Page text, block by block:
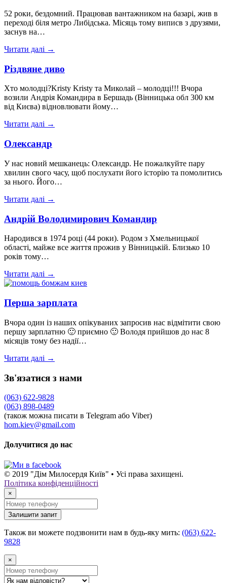
52 роки, бездомний. Працював вантажником на базарі, жив в
переході біля метро Либідська. Місяць тому виписв з друзями,
заснув на…
Читати далі →
Різдвяне диво
Хто молодці?Kristy Kristy та Миколай – молодці!!! Вчора
возили Андрія Командира в Бершадь (Вінницька обл 300 км
від Києва) відновлювати йому…
Читати далі →
Олександр
У нас новий мешканець: Олександр. Не пожалкуйте пару
хвилин свого часу, щоб послухати його історію та помолитись
за нього. Його…
Читати далі →
Андрій Володимирович Командир
Народився в 1974 році (44 роки). Родом з Хмельницької
області, майже все життя прожив у Вінницькій. Близько 10
років тому…
Читати далі →
Перша зарплата
Вчора один із наших опікуваних запросив нас відмітити свою
першу зарплатню 🙂 приємно 🙂 Володя прийшов до нас 8
місяців тому без надії…
Читати далі →
Зв'язатися з нами
(063) 622-9828
(063) 898-0489
(також можна писати в Telegram або Viber)
hom.kiev@gmail.com
Долучитися до нас
© 2019 "Дім Милосердя Київ" • Усі права захищені.
Політика конфіденційності
×
Залишити запит
Також ви можете подзвонити нам в будь-яку мить: (063) 622-
9828
×